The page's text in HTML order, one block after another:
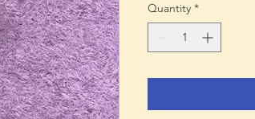
Quantity *